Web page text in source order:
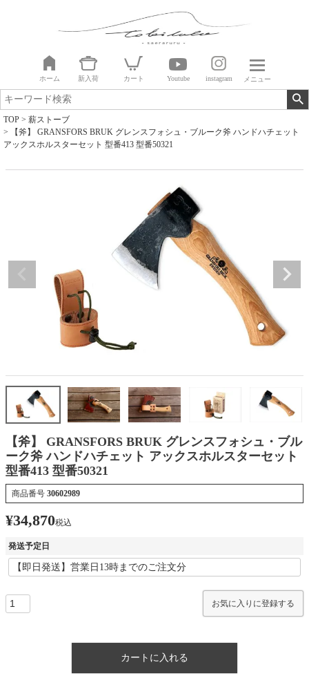
ホーム 新入荷 カート Youtube instagram メニュー
TOP
薪ストーブ
【斧】 GRANSFORS BRUK グレンスフォシュ・ブルーク斧 ハンドハチェット
アックスホルスターセット 型番413 型番50321
【斧】 GRANSFORS BRUK グレンスフォシュ・ブル
ーク斧 ハンドハチェット アックスホルスターセット
型番413 型番50321
商品番号 30602989
¥34,870税込
発送予定日
お気に入りに登録する
カートに入れる